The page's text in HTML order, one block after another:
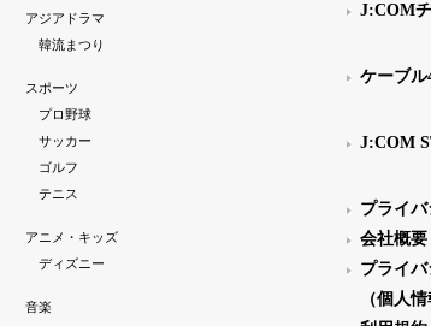
アジアドラマ
韓流まつり
スポーツ
プロ野球
サッカー
ゴルフ
テニス
アニメ・キッズ
ディズニー
音楽
J:COM
ケーブル
J:COM
プライ
会社概要
プライ
（個人